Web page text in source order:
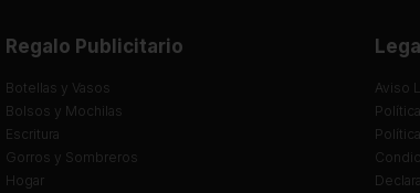
Regalo Publicitario
Botellas y Vasos
Bolsos y Mochilas
Escritura
Gorros y Sombreros
Hogar
Aviso